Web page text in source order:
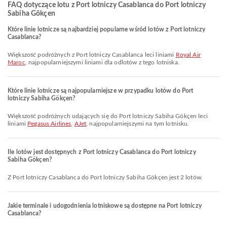
FAQ dotyczące lotu z Port lotniczy Casablanca do Port lotniczy
Sabiha Gökçen
Które linie lotnicze są najbardziej popularne wśród lotów z Port lotniczy
Casablanca?
Większość podróżnych z Port lotniczy Casablanca leci liniami Royal Air
Maroc , najpopularniejszymi liniami dla odlotów z tego lotniska.
Które linie lotnicze są najpopularniejsze w przypadku lotów do Port
lotniczy Sabiha Gökçen?
Większość podróżnych udających się do Port lotniczy Sabiha Gökçen leci
liniami Pegasus Airlines AJet , najpopularniejszymi na tym lotnisku.
Ile lotów jest dostępnych z Port lotniczy Casablanca do Port lotniczy
Sabiha Gökçen?
Z Port lotniczy Casablanca do Port lotniczy Sabiha Gökçen jest 2 lotów.
Jakie terminale i udogodnienia lotniskowe są dostępne na Port lotniczy
Casablanca?